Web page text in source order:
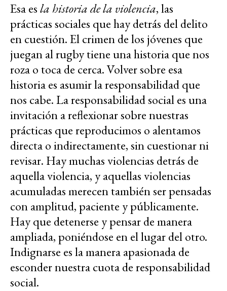
Esa esla historia de la violencia, las
prácticas sociales que hay detrás del delito
en cuestión. El crimen de los jóvenes que
juegan al rugby tiene una historia que nos
roza o toca de cerca. Volver sobre esa
historia es asumir la responsabilidad que
nos cabe. La responsabilidad social es una
invitación a reflexionar sobre nuestras
prácticas que reproducimos o alentamos
directa o indirectamente, sin cuestionar ni
revisar. Hay muchas violencias detrás de
aquella violencia, y aquellas violencias
acumuladas merecen también ser pensadas
con amplitud, paciente y públicamente.
Hay que detenerse y pensar de manera
ampliada, poniéndose en el lugar del otro.
Indignarse es la manera apasionada de
esconder nuestra cuota de responsabilidad
social.